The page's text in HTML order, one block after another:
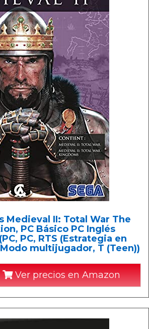
Medieval II: Total War The
PC Básico PC Inglés
PC, RTS (Estrategia en
multijugador, T (Teen))
Ver precios en Amazon